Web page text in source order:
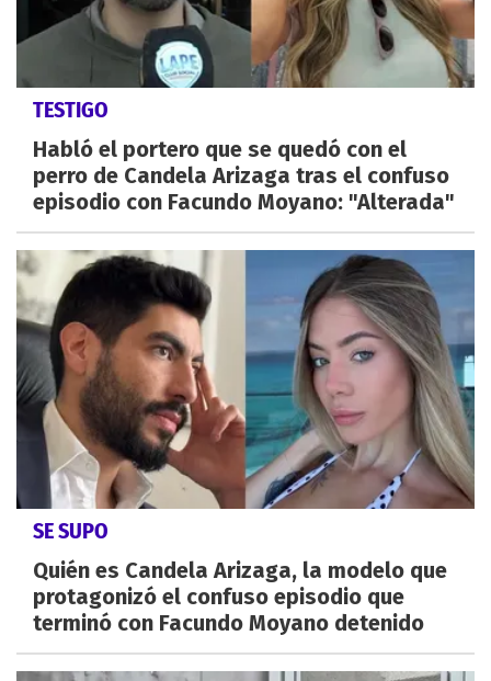
TESTIGO
Habló el portero que se quedó con el
perro de Candela Arizaga tras el confuso
episodio con Facundo Moyano: "Alterada"
SE SUPO
Quién es Candela Arizaga, la modelo que
protagonizó el confuso episodio que
terminó con Facundo Moyano detenido